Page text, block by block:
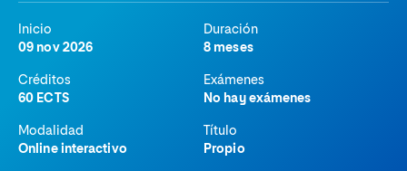
Inicio
09 nov 2026
Duración
8 meses
Créditos
60 ECTS
Exámenes
No hay exámenes
Modalidad
Online interactivo
Título
Propio